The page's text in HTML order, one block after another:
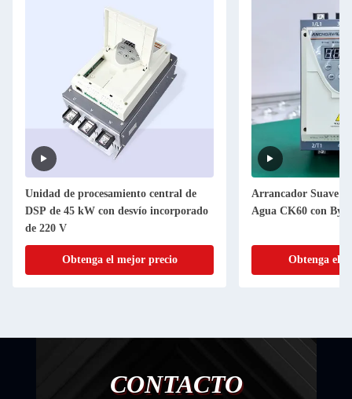
Unidad de procesamiento central de
DSP de 45 kW con desvío incorporado
de 220 V
Obtenga el mejor precio
Arrancador Suave
Agua CK60 con
Obtenga el
CONTACTO